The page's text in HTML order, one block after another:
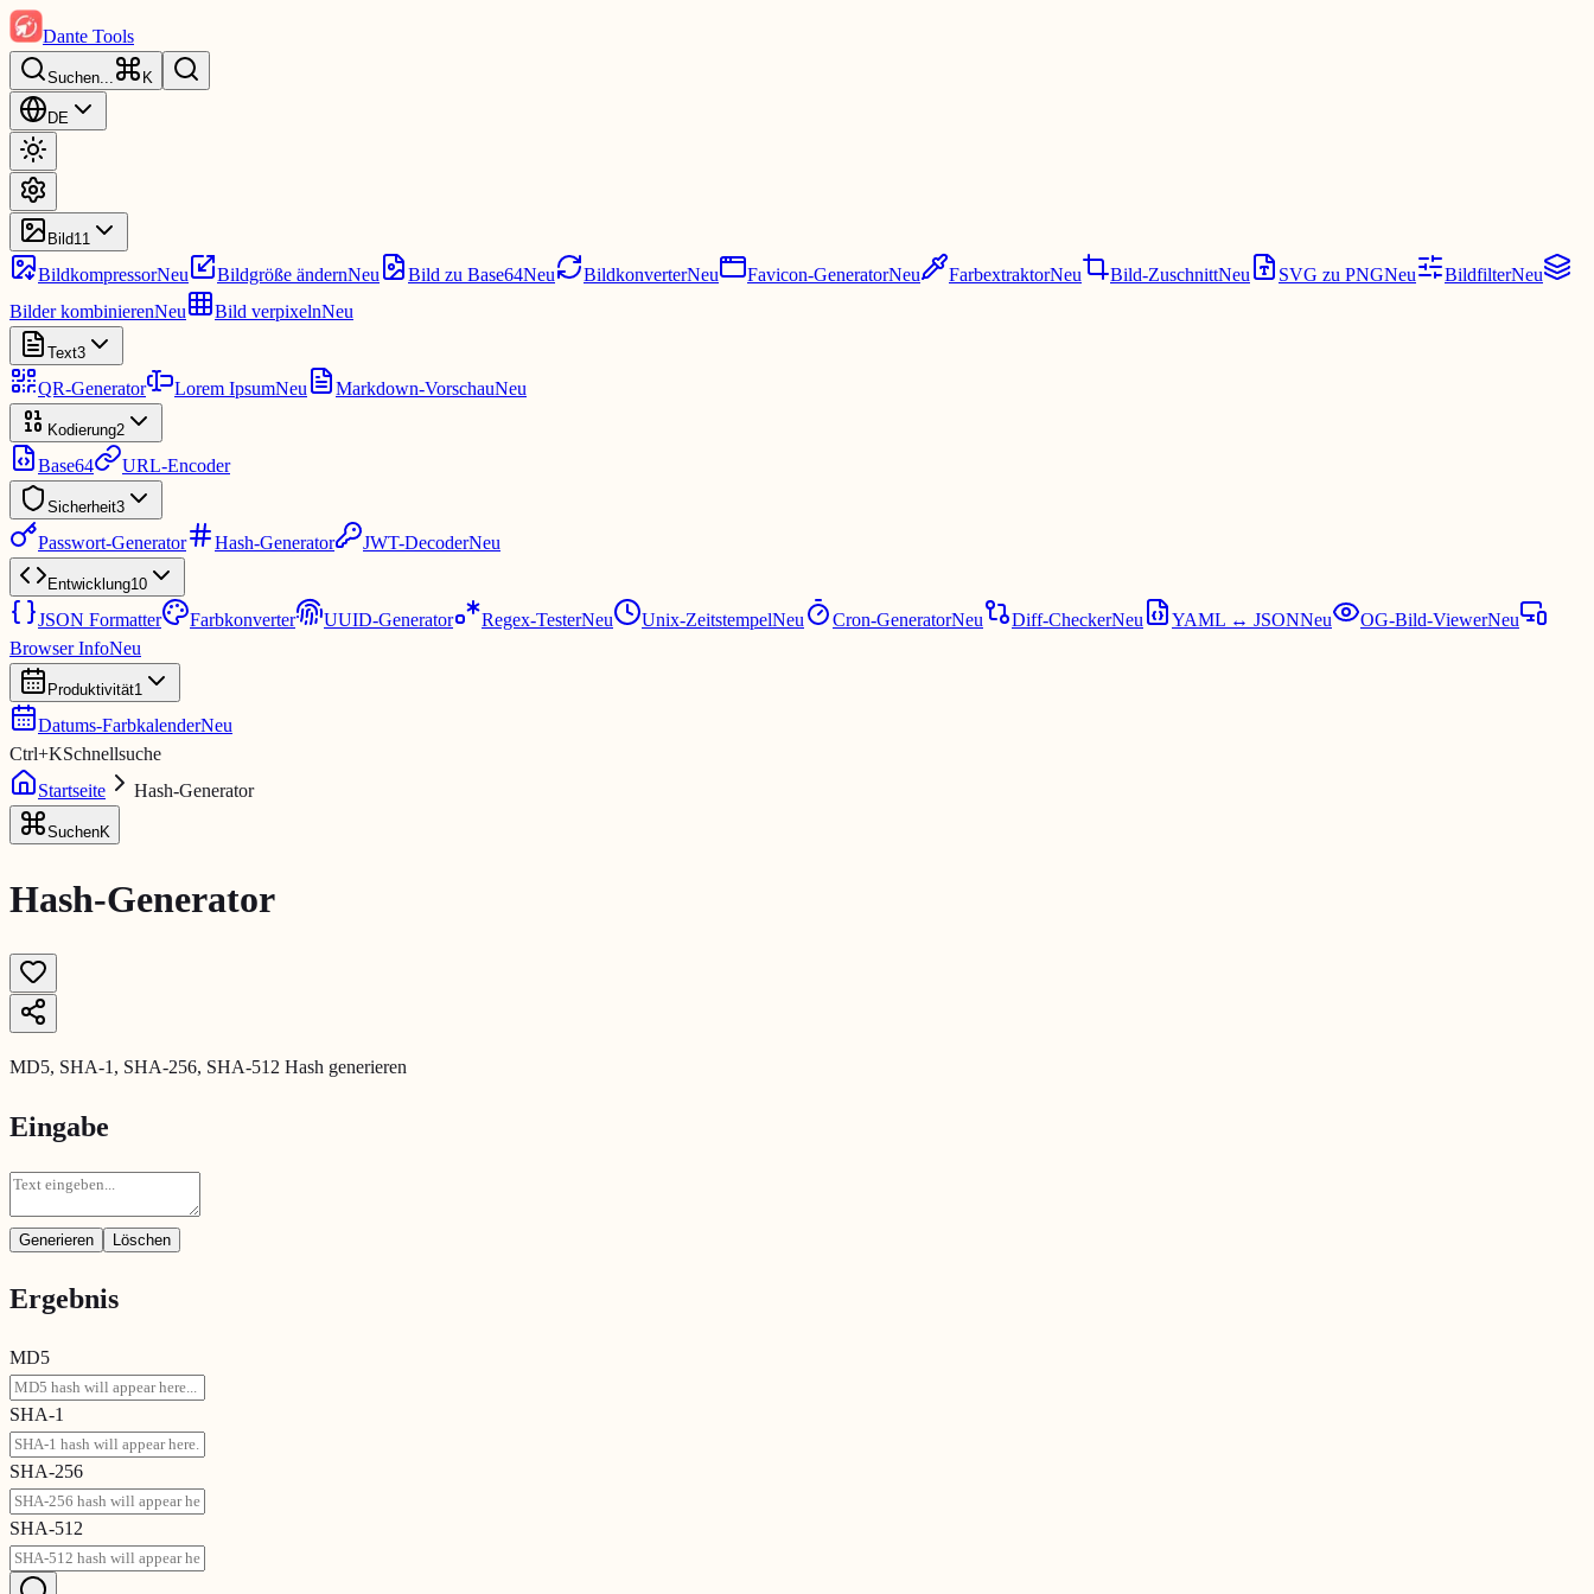
Dante Tools
Suchen... K
DE
Bild11
BildkompressorNeu Bildgröße ändernNeu Bild zu Base64Neu BildkonverterNeu Favicon-GeneratorNeu FarbextraktorNeu Bild-ZuschnittNeu SVG zu PNGNeu BildfilterNeu
Bilder kombinierenNeu Bild verpixelnNeu
Text3
QR-Generator Lorem IpsumNeu Markdown-VorschauNeu
Kodierung2
Base64 URL-Encoder
Sicherheit3
Passwort-Generator Hash-Generator JWT-DecoderNeu
Entwicklung10
JSON Formatter Farbkonverter UUID-Generator Regex-TesterNeu Unix-ZeitstempelNeu Cron-GeneratorNeu Diff-CheckerNeu YAML ↔ JSONNeu OG-Bild-ViewerNeu
Browser InfoNeu
Produktivität1
Datums-FarbkalenderNeu
Ctrl+KSchnellsuche
Startseite
Hash-Generator
SuchenK
Hash-Generator
MD5, SHA-1, SHA-256, SHA-512 Hash generieren
Eingabe
Generieren Löschen
Ergebnis
MD5
SHA-1
SHA-256
SHA-512